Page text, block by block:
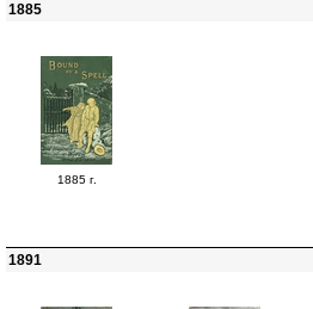
1885
1885 г.
1891